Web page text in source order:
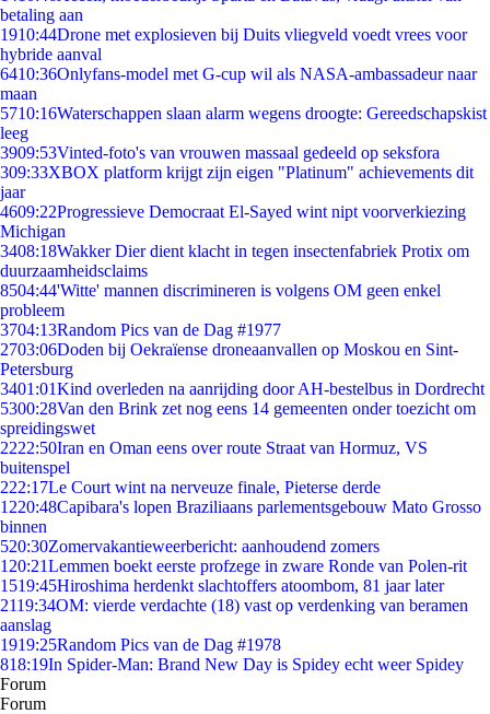
betaling aan
1910:44Drone met explosieven bij Duits vliegveld voedt vrees voor
hybride aanval
6410:36Onlyfans-model met G-cup wil als NASA-ambassadeur naar
maan
5710:16Waterschappen slaan alarm wegens droogte: Gereedschapskist
leeg
3909:53Vinted-foto's van vrouwen massaal gedeeld op seksfora
309:33XBOX platform krijgt zijn eigen "Platinum" achievements dit
jaar
4609:22Progressieve Democraat El-Sayed wint nipt voorverkiezing
Michigan
3408:18Wakker Dier dient klacht in tegen insectenfabriek Protix om
duurzaamheidsclaims
8504:44'Witte' mannen discrimineren is volgens OM geen enkel
probleem
3704:13Random Pics van de Dag #1977
2703:06Doden bij Oekraïense droneaanvallen op Moskou en Sint-
Petersburg
3401:01Kind overleden na aanrijding door AH-bestelbus in Dordrecht
5300:28Van den Brink zet nog eens 14 gemeenten onder toezicht om
spreidingswet
2222:50Iran en Oman eens over route Straat van Hormuz, VS
buitenspel
222:17Le Court wint na nerveuze finale, Pieterse derde
1220:48Capibara's lopen Braziliaans parlementsgebouw Mato Grosso
binnen
520:30Zomervakantieweerbericht: aanhoudend zomers
1 20:21Lemmen boekt eerste profzege in zware Ronde van Polen-rit
1519:45Hiroshima herdenkt slachtoffers atoombom, 81 jaar later
2119:34OM: vierde verdachte (18) vast op verdenking van beramen
aanslag
1919:25Random Pics van de Dag #1978
818:19In Spider-Man: Brand New Day is Spidey echt weer Spidey
Forum
Forum